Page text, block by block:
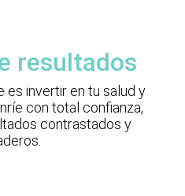
resultados
es invertir en tu salud y
con total confianza,
contrastados y